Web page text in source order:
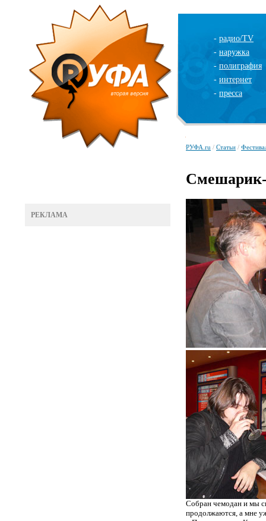
- радио/TV
- наружка
- полиграфия
- интернет
- пресса
РЕКЛАМА
РУФА.ru / Статьи /
Собран чемодан и мы
продолжаются, а мне